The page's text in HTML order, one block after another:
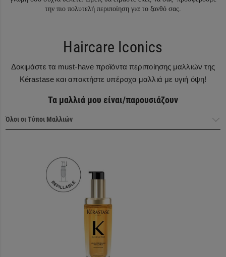
την πιο πολυτελή περιποίηση για το ξανθό σας.
Haircare Iconics
Δοκιμάστε τα must-have προϊόντα περιποίησης μαλλιών της
Kérastase και αποκτήστε υπέροχα μαλλιά με υγιή όψη!
Τα μαλλιά μου είναι/παρουσιάζουν
Haircare Heroes